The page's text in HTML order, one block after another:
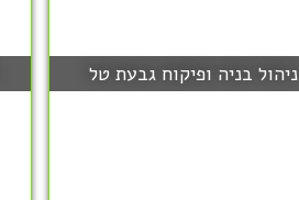
ניהול בניה ופיקוח גבעת טל